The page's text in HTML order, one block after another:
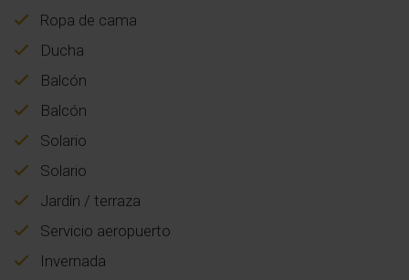
Ropa de cama
Ducha
Balcón
Balcón
Solario
Solario
Jardín / terraza
Servicio aeropuerto
Invernada